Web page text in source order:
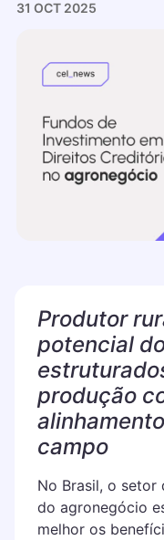
31 OCT 2025
Produtor
potencial
produção
campo
No Brasil, o setor
do agronegócio
melhor os